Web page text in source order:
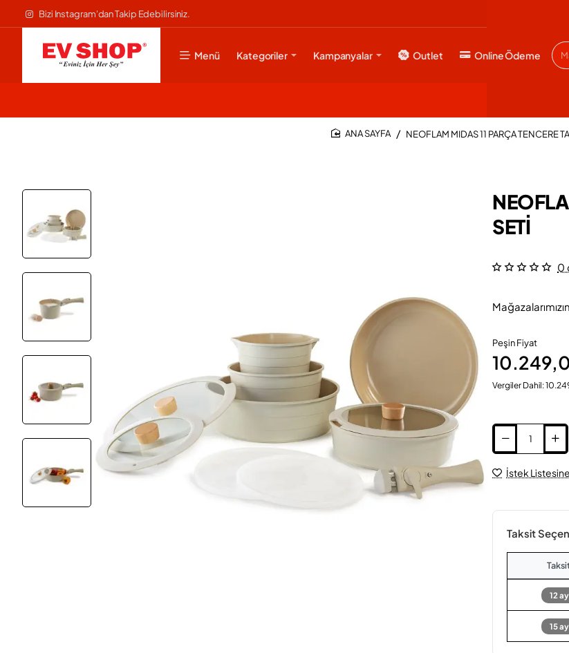
Bizi Instagram'dan Takip Edebilirsiniz.
Menü Kategoriler Kampanyalar Outlet Online Ödeme
NEOFLAM MIDAS 11 PARÇA TENCERE
SETİ
0
Peşin Fiyat
Vergiler Dahil:
İstek
Taksit
12 ay
15 ay